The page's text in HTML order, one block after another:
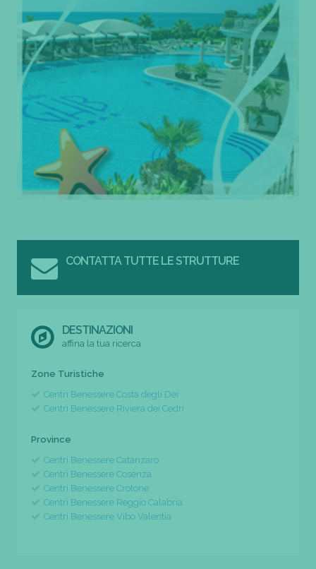
CONTATTA TUTTE LE STRUTTURE
DESTINAZIONI
affina la tua ricerca
Zone Turistiche
Centri Benessere Costa degli Dei
Centri Benessere Riviera dei Cedri
Province
Centri Benessere Catanzaro
Centri Benessere Cosenza
Centri Benessere Crotone
Centri Benessere Reggio Calabria
Centri Benessere Vibo Valentia